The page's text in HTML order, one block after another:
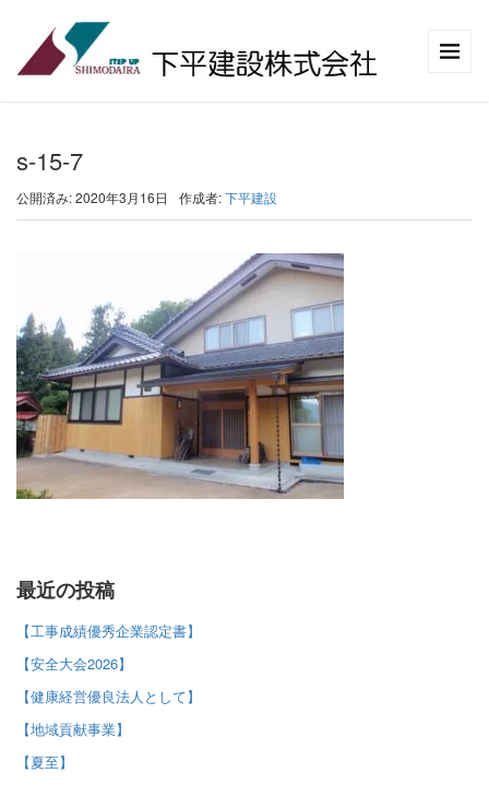
s-15-7
公開済み: 2020年3月16日 作成者:下平建設
最近の投稿
【工事成績優秀企業認定書】
【安全大会2026】
【健康経営優良法人として】
【地域貢献事業】
【夏至】